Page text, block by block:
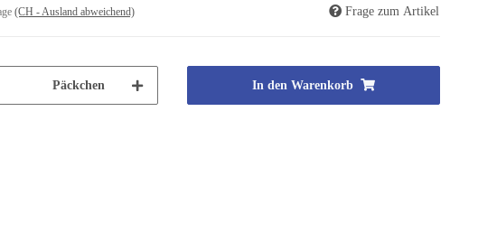
(CH - Ausland abweichend) Frage zum Artikel
Päckchen In den Warenkorb